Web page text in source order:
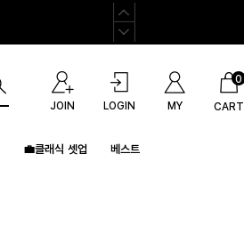
JOIN LOGIN MY CART
0
💼클래식 셋업 베스트